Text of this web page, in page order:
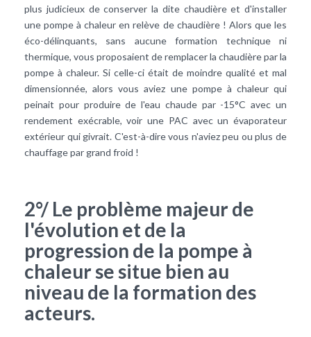
plus judicieux de conserver la dite chaudière et d'installer
une pompe à chaleur en relève de chaudière ! Alors que les
éco-délinquants, sans aucune formation technique ni
thermique, vous proposaient de remplacer la chaudière par la
pompe à chaleur. Si celle-ci était de moindre qualité et mal
dimensionnée, alors vous aviez une pompe à chaleur qui
peinait pour produire de l'eau chaude par -15°C avec un
rendement exécrable, voir une PAC avec un évaporateur
extérieur qui givrait. C'est-à-dire vous n'aviez peu ou plus de
chauffage par grand froid !
2°/ Le problème majeur de
l'évolution et de la
progression de la pompe à
chaleur se situe bien au
niveau de la formation des
acteurs.